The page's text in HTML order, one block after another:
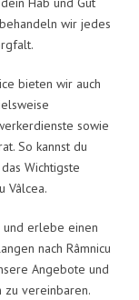
wir jedes
bieten wir auch
sowie
So kannst du
Wichtigste
Vâlcea.
und erlebe einen
nach Râmnicu
Angebote und
zu vereinbaren.